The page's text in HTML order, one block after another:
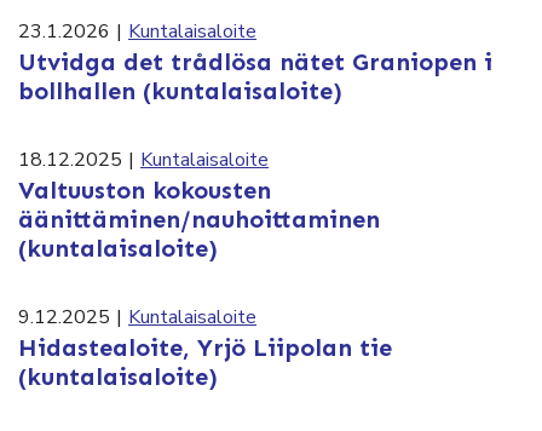
23.1.2026 | Kuntalaisaloite
Utvidga det trådlösa nätet Graniopen i
bollhallen (kuntalaisaloite)
18.12.2025 | Kuntalaisaloite
Valtuuston kokousten
äänittäminen/nauhoittaminen
(kuntalaisaloite)
9.12.2025 | Kuntalaisaloite
Hidastealoite, Yrjö Liipolan tie
(kuntalaisaloite)